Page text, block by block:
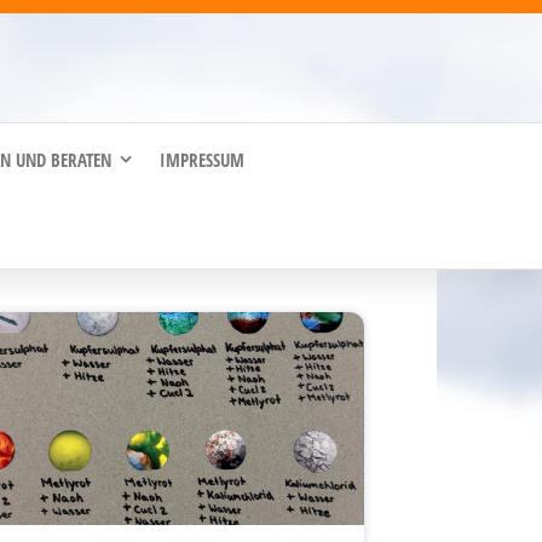
UND BERATEN IMPRESSUM